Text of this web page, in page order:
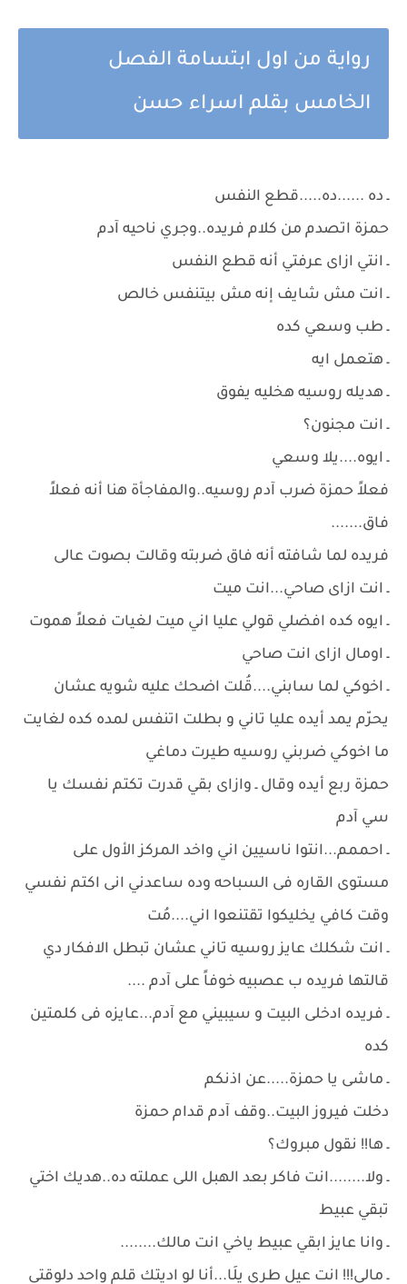
رواية من اول ابتسامة الفصل
الخامس بقلم اسراء حسن
ـ ده ......ده.....قطع النفس
حمزة اتصدم من كلام فريده..وجري ناحيه آدم
ـ انتي ازاى عرفتي أنه قطع النفس
ـ انت مش شايف إنه مش بيتنفس خالص
ـ طب وسعي كده
ـ هتعمل ايه
ـ هديله روسيه هخليه يفوق
ـ انت مجنون؟
ـ ايوه....يلا وسعي
فعلاً حمزة ضرب آدم روسيه..والمفاجأة هنا أنه فعلاً
فاق.......
فريده لما شافته أنه فاق ضربته وقالت بصوت عالى
ـ انت ازاى صاحي...انت ميت
ـ ايوه كده افضلي قولي عليا اني ميت لغيات فعلاً هموت
ـ اومال ازاى انت صاحي
ـ اخوكي لما سابني....قُلت اضحك عليه شويه عشان
يحرّم يمد أيده عليا تاني و بطلت اتنفس لمده كده لغايت
ما اخوكي ضربني روسيه طيرت دماغي
حمزة ربع أيده وقال ـ وازاى بقي قدرت تكتم نفسك يا
سي آدم
ـ احممم...انتوا ناسيين اني واخد المركز الأول على
مستوى القاره فى السباحه وده ساعدني انى اكتم نفسي
وقت كافي يخليكوا تقتنعوا اني....مُت
ـ انت شكلك عايز روسيه تاني عشان تبطل الافكار دي
قالتها فريده ب عصبيه خوفاً على آدم ....
ـ فريده ادخلى البيت و سيبيني مع آدم...عايزه فى كلمتين
كده
ـ ماشى يا حمزة.....عن اذنكم
دخلت فيروز البيت..وقف آدم قدام حمزة
ـ ها!! نقول مبروك؟
ـ ولا........انت فاكر بعد الهبل اللى عملته ده..هديك اختي
تبقي عبيط
ـ وانا عايز ابقي عبيط ياخي انت مالك........
ـ مالى!!! انت عيل طري يلَا...أنا لو اديتك قلم واحد دلوقتى